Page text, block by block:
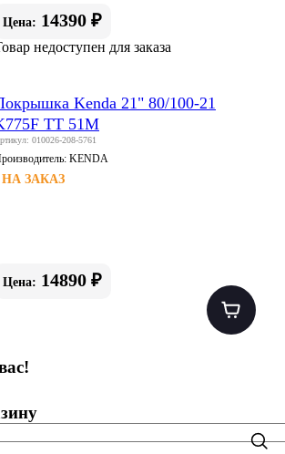
Цена: 14390 ₽
недоступен для заказа
Kenda 21" 80/100-21
TT 51M
010026-208-5761
KENDA
НА ЗАКАЗ
Цена: 14890 ₽
!